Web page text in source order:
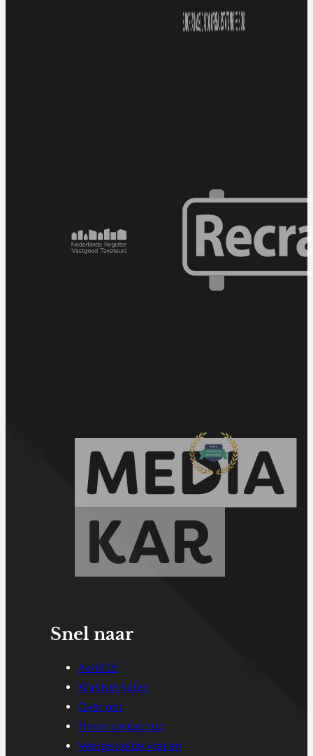
Snel naar
Aanbod
Klantverhalen
Over ons
Neem contact op
Veelgestelde vragen